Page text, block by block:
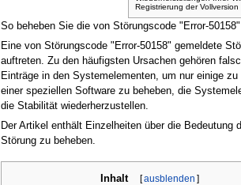
So beheben Sie die von Störungscode "Error-
Eine von Störungscode "Error-50158" gemeldete
auftreten. Zu den häufigsten Ursachen gehören
Einträge in den Systemelementen, um nur einige
einer speziellen Software zu beheben, die
die Stabilität wiederherzustellen.
Der Artikel enthält Einzelheiten über die
Störung zu beheben.
Inhalt [ ausblenden ]
Registrierung der